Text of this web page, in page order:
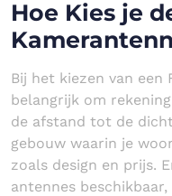
Hoe Kies je
Bij het kiezen van een
belangrijk om
de afstand tot de
gebouw waarin je
zoals design en prijs.
antennes